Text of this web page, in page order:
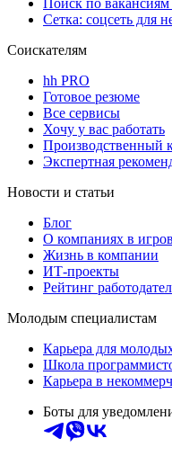
Поиск по
Сетка: соцсеть для
Соискателям
hh PRO
Готовое резюме
Все сервисы
Хочу у вас работать
Производственный
Экспертная
Новости и статьи
Блог
О компаниях в
Жизнь в компании
ИТ-проекты
Рейтинг
Молодым специалистам
Карьера для
Школа
Карьера в
Боты для